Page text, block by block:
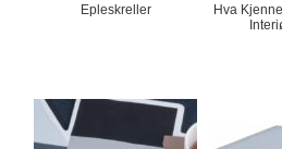
Epleskreller
Hva